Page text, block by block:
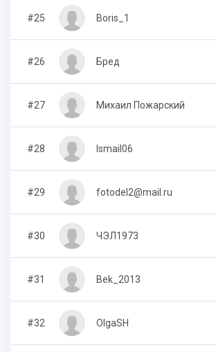
#25 Boris_1
#26 Бред
#27 Михаил Пожарский
#28 Ismail06
#29 fotodel2@mail.ru
#30 ЧЭЛ1973
#31 Bek_2013
#32 OlgaSH